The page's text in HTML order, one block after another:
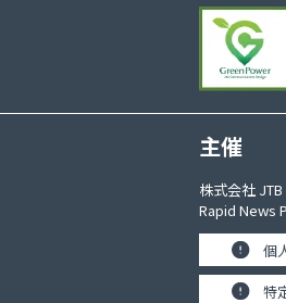
主催
株式会社
Rapid News
個
特